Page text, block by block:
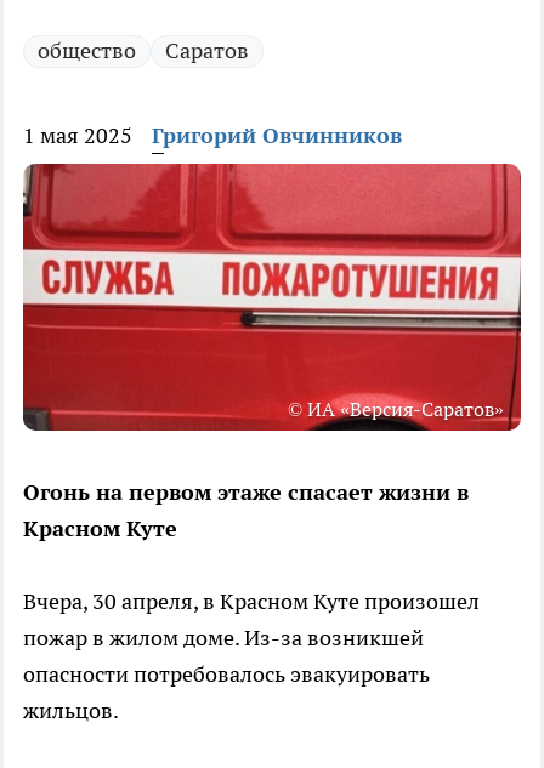
общество Саратов
1 мая 2025 Григорий Овчинников
© ИА «Версия-Саратов»
Огонь на первом этаже спасает жизни в
Красном Куте
Вчера, 30 апреля, в Красном Куте произошел
пожар в жилом доме. Из-за возникшей
опасности потребовалось эвакуировать
жильцов.